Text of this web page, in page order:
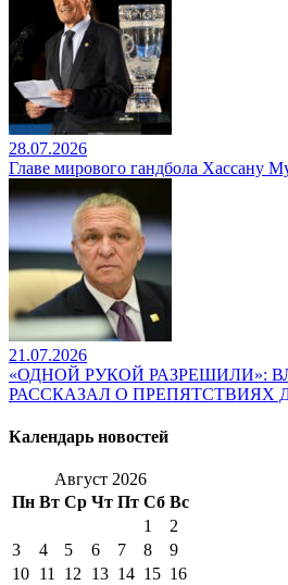
28.07.2026
Главе мирового гандбола Хассану
21.07.2026
«ОДНОЙ РУКОЙ РАЗРЕШИЛИ»:
РАССКАЗАЛ О ПРЕПЯТСТВИЯХ
Календарь новостей
Август 2026
Пн Вт Ср Чт Пт Сб Вс
1
2
3
4 5 6 7 8
9
10 11 12 13 14 15 16